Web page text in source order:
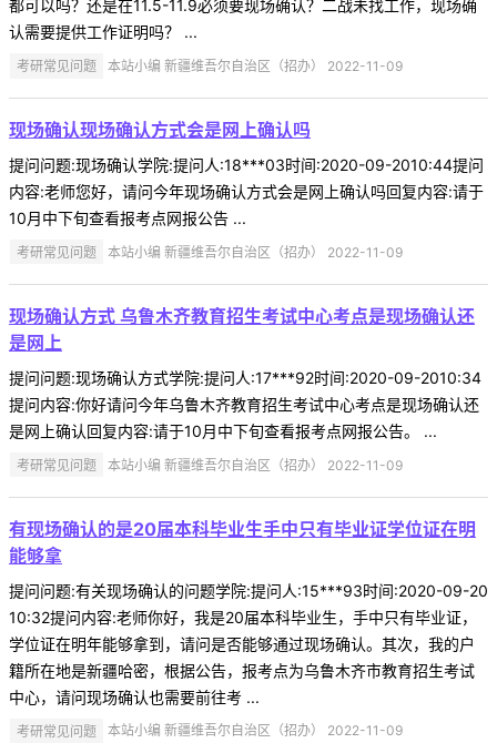
都可以吗？还是在11.5-11.9必须要现场确认？二战未找工作，现场确
认需要提供工作证明吗？ ...
考研常见问题 本站小编 新疆维吾尔自治区（招办） 2022-11-09
现场确认现场确认方式会是网上确认吗
提问问题:现场确认学院:提问人:18***03时间:2020-09-2010:44提问
内容:老师您好，请问今年现场确认方式会是网上确认吗回复内容:请于
10月中下旬查看报考点网报公告 ...
考研常见问题 本站小编 新疆维吾尔自治区（招办） 2022-11-09
现场确认方式 乌鲁木齐教育招生考试中心考点是现场确认还
是网上
提问问题:现场确认方式学院:提问人:17***92时间:2020-09-2010:34
提问内容:你好请问今年乌鲁木齐教育招生考试中心考点是现场确认还
是网上确认回复内容:请于10月中下旬查看报考点网报公告。 ...
考研常见问题 本站小编 新疆维吾尔自治区（招办） 2022-11-09
有现场确认的是20届本科毕业生手中只有毕业证学位证在明
能够拿
提问问题:有关现场确认的问题学院:提问人:15***93时间:2020-09-20
10:32提问内容:老师你好，我是20届本科毕业生，手中只有毕业证，
学位证在明年能够拿到，请问是否能够通过现场确认。其次，我的户
籍所在地是新疆哈密，根据公告，报考点为乌鲁木齐市教育招生考试
中心，请问现场确认也需要前往考 ...
考研常见问题 本站小编 新疆维吾尔自治区（招办） 2022-11-09